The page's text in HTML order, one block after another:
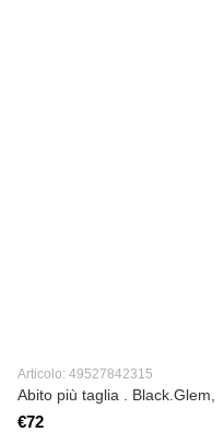
Articolo: 49527842315
Abito più taglia . Black.Glem,
€72